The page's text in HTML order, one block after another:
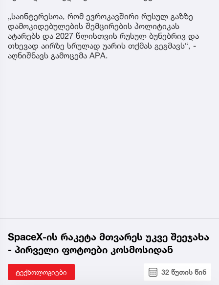
„საინტერესოა, რომ ევროკავშირი რუსულ გაზზე
დამოკიდებულების შემცირების პოლიტიკას
ატარებს და 2027 წლისთვის რუსულ ბუნებრივ და
თხევად აირზე სრულად უარის თქმას გეგმავს“, -
აღნიშნავს გამოცემა APA.
SpaceX-ის რაკეტა მთვარეს უკვე შეეჯახა
- პირველი ფოტოები კოსმოსიდან
ტექნოლოგიები 32 წუთის წინ